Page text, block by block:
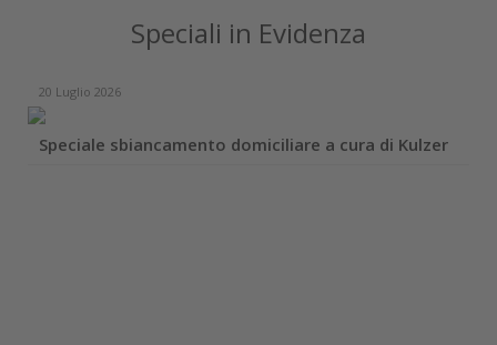
Speciali in Evidenza
20 Luglio 2026
Speciale sbiancamento domiciliare a cura di Kulzer